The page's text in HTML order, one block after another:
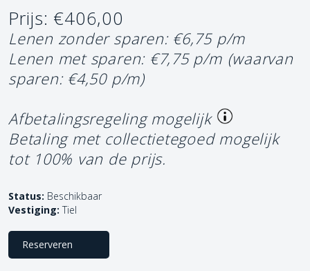
Prijs: €406,00
Lenen zonder sparen: €6,75 p/m
Lenen met sparen: €7,75 p/m (waarvan
sparen: €4,50 p/m)
Afbetalingsregeling mogelijk
Betaling met collectietegoed mogelijk
tot 100% van de prijs.
Status: Beschikbaar
Vestiging: Tiel
Reserveren